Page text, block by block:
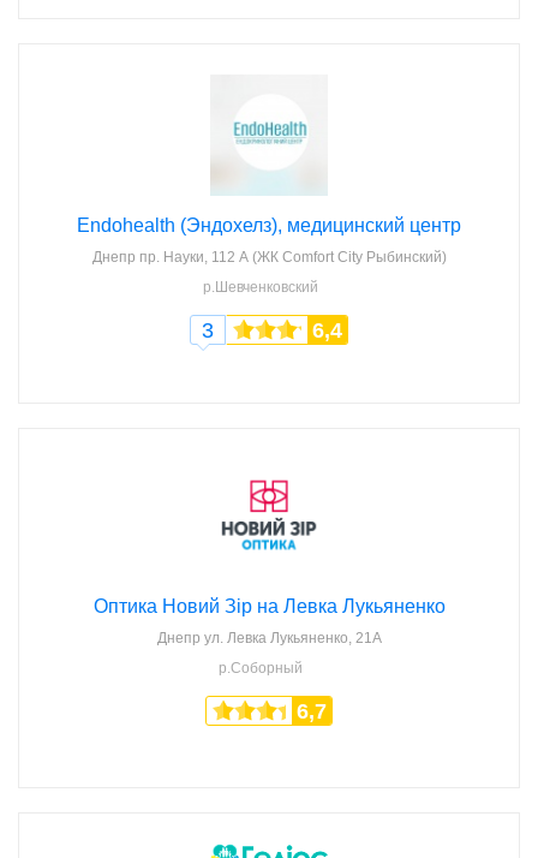
Endohealth (Эндохелз), медицинский центр
Днепр пр. Науки, 112 А (ЖК Comfort City Рыбинский)
р.Шевченковский
3 6,4
Оптика Новий Зір на Левка Лукьяненко
Днепр ул. Левка Лукьяненко, 21А
р.Соборный
6,7